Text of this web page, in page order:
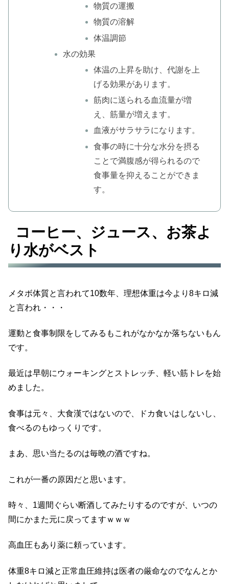
物質の運搬
物質の溶解
体温調節
水の効果
体温の上昇を助け、代謝を上
げる効果があります。
筋肉に送られる血流量が増
え、筋量が増えます。
血液がサラサラになります。
食事の時に十分な水分を摂る
ことで満腹感が得られるので
食事量を抑えることができま
す。
コーヒー、ジュース、お茶よ
り水がベスト
メタボ体質と言われて10数年、理想体重は今より8キロ減
と言われ・・・
運動と食事制限をしてみるもこれがなかなか落ちないもん
です。
最近は早朝にウォーキングとストレッチ、軽い筋トレを始
めました。
食事は元々、大食漢ではないので、ドカ食いはしないし、
食べるのもゆっくりです。
まあ、思い当たるのは毎晩の酒ですね。
これが一番の原因だと思います。
時々、1週間ぐらい断酒してみたりするのですが、いつの
間にかまた元に戻ってますｗｗｗ
高血圧もあり薬に頼っています。
体重8キロ減と正常血圧維持は医者の厳命なのでなんとか